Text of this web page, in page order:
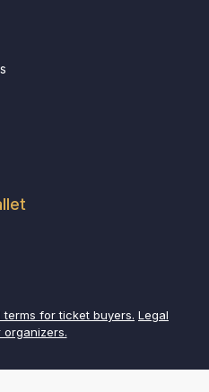
terms for ticket buyers. Legal